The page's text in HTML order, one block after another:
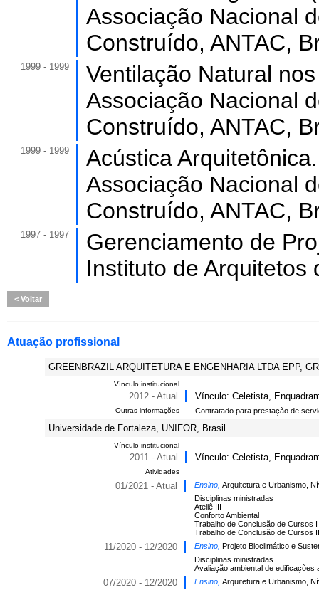
Associação Nacional
Construído, ANTAC,
1999 - 1999
Ventilação Natural
Associação Nacional
Construído, ANTAC,
1999 - 1999
Acústica
Associação Nacional
Construído, ANTAC,
1997 - 1997
Gerenciamento de
Instituto de Arquitetos
Voltar
Atuação profissional
GREENBRAZIL ARQUITETURA E ENGENHARIA LTDA EPP,
Vínculo institucional
2012 - Atual Vínculo: Celetista,
Outras informações Contratado para prestação de
Universidade de Fortaleza, UNIFOR, Brasil.
Vínculo institucional
2011 - Atual Vínculo: Celetista,
Atividades
01/2021 - Atual Ensino, Arquitetura e Urbanismo,
Disciplinas ministradas
Ateliê III
Conforto Ambiental
Trabalho de Conclusão de Cursos I
Trabalho de Conclusão de Cursos II
11/2020 - 12/2020 Ensino, Projeto Bioclimático e
Disciplinas ministradas
Avaliação ambiental de
07/2020 - 12/2020 Ensino, Arquitetura e Urbanismo,